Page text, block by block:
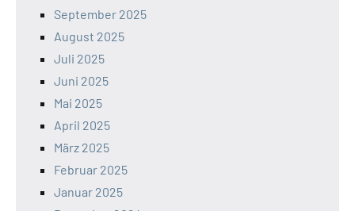
September 2025
August 2025
Juli 2025
Juni 2025
Mai 2025
April 2025
März 2025
Februar 2025
Januar 2025